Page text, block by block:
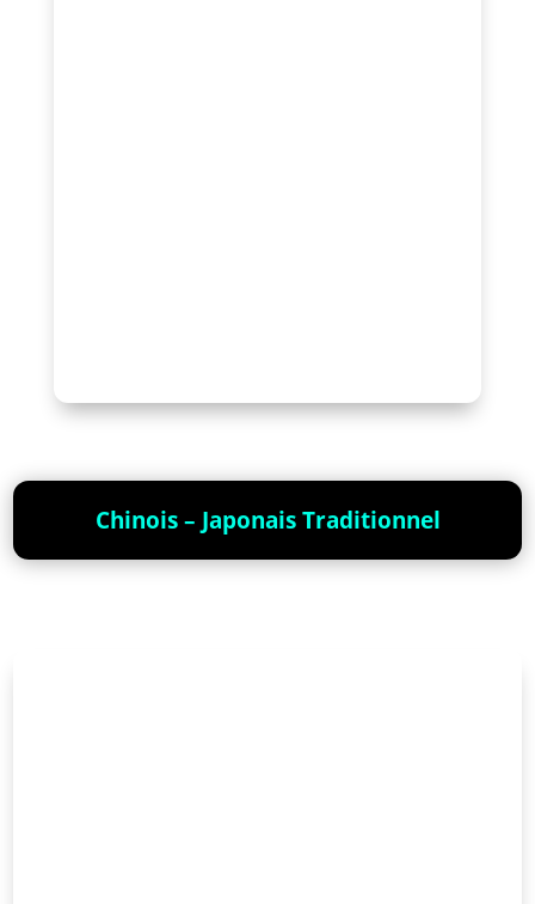
Chinois – Japonais Traditionnel